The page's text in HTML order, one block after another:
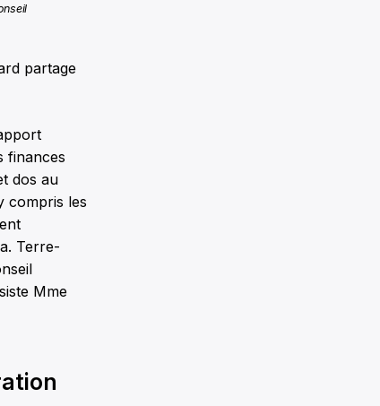
partage
finances
dos au
compris les
Terre-
Mme